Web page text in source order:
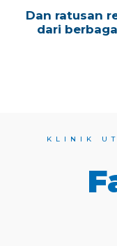
Dan ratusan
dari
KLINIK